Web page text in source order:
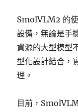
SmolVLM2 的
設備，無論是手
資源的大型模型
型化設計結合，
理。
目前，